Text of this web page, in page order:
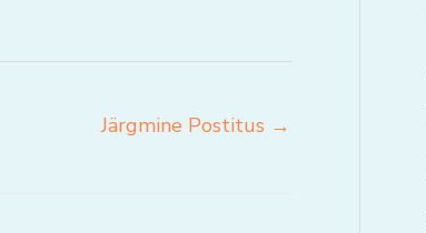
Järgmine Postitus →